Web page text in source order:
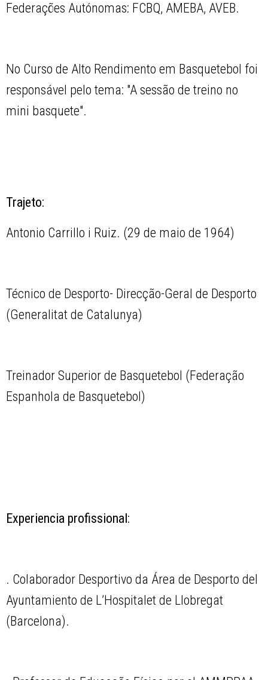
Federações Autónomas: FCBQ, AMEBA, AVEB.
No Curso de Alto Rendimento em Basquetebol foi
responsável pelo tema: "A sessão de treino no
mini basquete".
Trajeto:
Antonio Carrillo i Ruiz. (29 de maio de 1964)
Técnico de Desporto- Direcção-Geral de Desporto
(Generalitat de Catalunya)
Treinador Superior de Basquetebol (Federação
Espanhola de Basquetebol)
Experiencia profissional:
. Colaborador Desportivo da Área de Desporto del
Ayuntamiento de L’Hospitalet de Llobregat
(Barcelona).